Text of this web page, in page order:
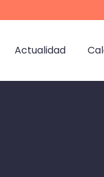
Actualidad